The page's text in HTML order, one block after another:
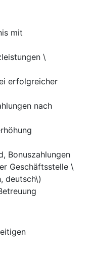
mit
\
erfolgreicher
nach
Bonuszahlungen
Geschäftsstelle \
deutsch\)